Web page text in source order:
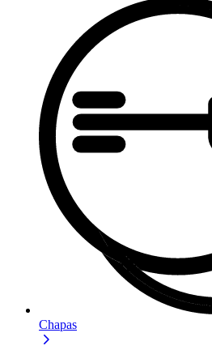
Chapas